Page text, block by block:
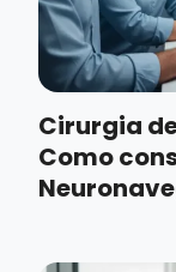
Cirurgia
Como